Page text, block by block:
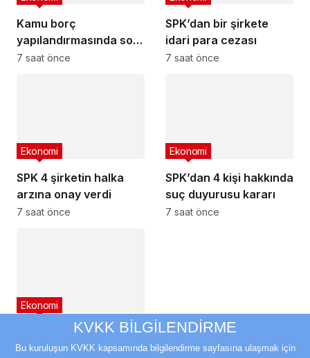
Kamu borç
yapılandırmasında son
başvuru tarihi
7 saat önce
SPK’dan bir şirkete
idari para cezası
7 saat önce
SPK 4 şirketin halka
arzına onay verdi
Ekonomi
7 saat önce
SPK’dan 4 kişi hakkında
suç duyurusu kararı
Ekonomi
7 saat önce
SPK’dan 3 şirketin
bedelsizine olumlu
Ekonomi
KVKK BİLGİLENDİRME
Bu kuruluşun KVKK kapsamında bilgilendirme sayfasına ulaşmak için